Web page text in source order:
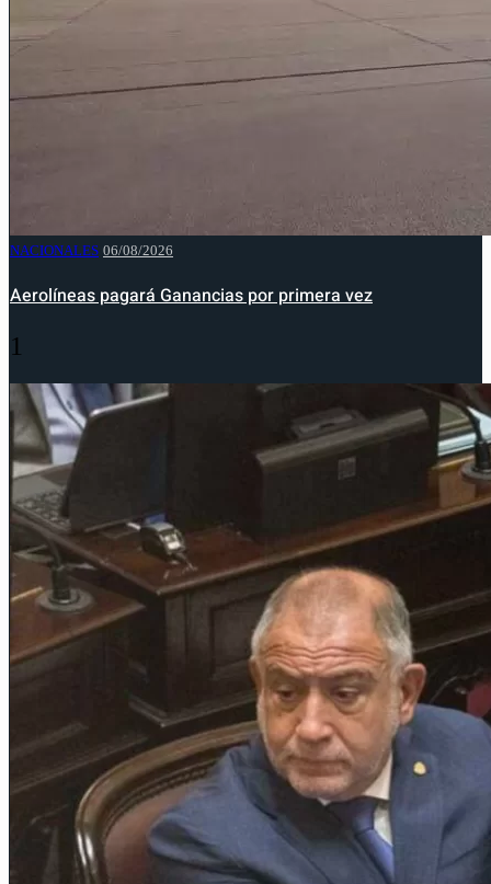
NACIONALES 06/08/2026
Aerolíneas pagará Ganancias por primera vez
1